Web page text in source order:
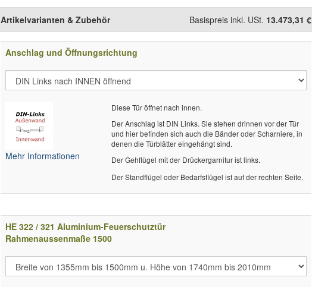
Artikelvarianten & Zubehör Basispreis inkl. USt. 13.473,31 €
Anschlag und Öffnungsrichtung
Mehr Informationen
Diese Tür öffnet nach innen.
Der Anschlag ist DIN Links. Sie stehen drinnen vor der Tür
und hier befinden sich auch die Bänder oder Scharniere, in
denen die Türblätter eingehängt sind.
Der Gehflügel mit der Drückergarnitur ist links.
Der Standflügel oder Bedarfsflügel ist auf der rechten Seite.
HE 322 / 321 Aluminium-Feuerschutztür
Rahmenaussenmaße 1500